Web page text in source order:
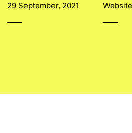
29 September, 2021 Website